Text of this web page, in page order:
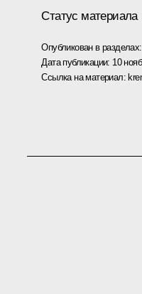
Статус материала
Опубликован в разделах:
Дата публикации: 10
Ссылка на материал: